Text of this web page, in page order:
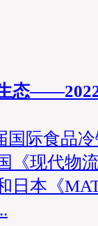
态
国际食品
《现代物
日本《